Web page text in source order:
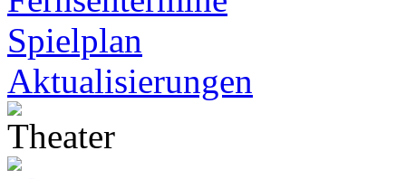
Spielplan
Aktualisierungen